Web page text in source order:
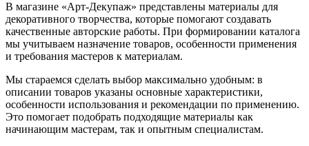
В магазине «Арт-Декупаж» представлены материалы для
декоративного творчества, которые помогают создавать
качественные авторские работы. При формировании каталога
мы учитываем назначение товаров, особенности применения
и требования мастеров к материалам.
Мы стараемся сделать выбор максимально удобным: в
описании товаров указаны основные характеристики,
особенности использования и рекомендации по применению.
Это помогает подобрать подходящие материалы как
начинающим мастерам, так и опытным специалистам.